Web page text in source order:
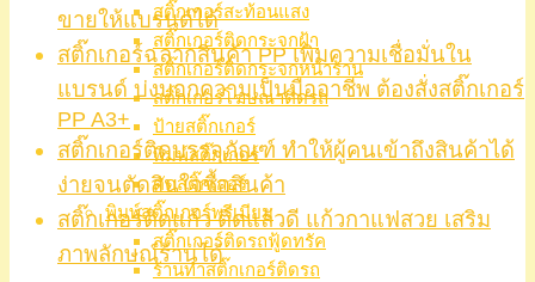
สติ๊กเกอร์สะท้อนแสง
สติ๊กเกอร์ติดกระจกฝ้า
สติ๊กเกอร์ติดกระจกหน้าร้าน
สติ๊กเกอร์โฆษณาติดรถ
ป้ายสติ๊กเกอร์
พิมพ์สติ๊กเกอร์
ตัดสติ๊กเกอร์
พิมพ์สติ๊กเกอร์พรีเมียม
สติ๊กเกอร์ติดรถฟู้ดทรัค
ร้านทำสติ๊กเกอร์ติดรถ
ขายให้แบรนด์ได้
สติ๊กเกอร์ฉลากสินค้า PP เพิ่มความเชื่อมั่นใน
แบรนด์ บ่งบอกความเป็นมืออาชีพ ต้องสั่งสติ๊กเกอร์
PP A3+
สติ๊กเกอร์ติดบรรจุภัณฑ์ ทำให้ผู้คนเข้าถึงสินค้าได้
ง่ายจนตัดสินใจซื้อสินค้า
สติ๊กเกอร์ติดแก้ว ติดแล้วดี แก้วกาแฟสวย เสริม
ภาพลักษณ์ร้านได้